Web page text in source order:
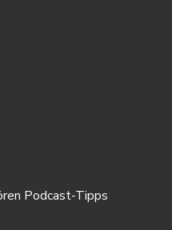
Podcast-Tipps